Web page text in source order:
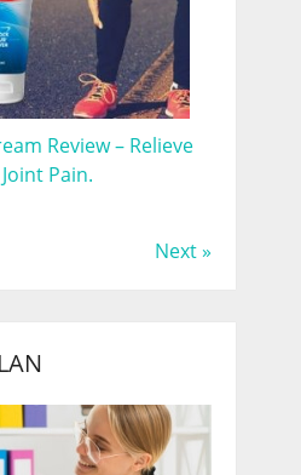
Review – Relieve
Pain.
Next »